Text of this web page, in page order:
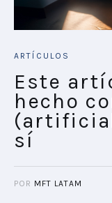
ARTÍCULOS
Este
hecho
sí
POR MFT LATAM